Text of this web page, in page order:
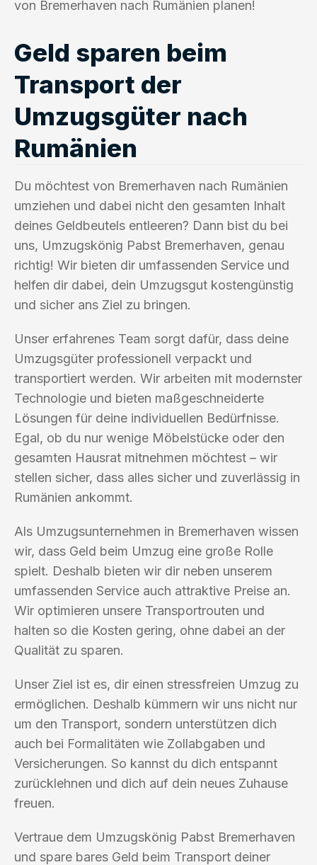
von Bremerhaven nach Rumänien planen!
Geld sparen beim
Transport der
Umzugsgüter nach
Rumänien
Du möchtest von Bremerhaven nach Rumänien
umziehen und dabei nicht den gesamten Inhalt
deines Geldbeutels entleeren? Dann bist du bei
uns, Umzugskönig Pabst Bremerhaven, genau
richtig! Wir bieten dir umfassenden Service und
helfen dir dabei, dein Umzugsgut kostengünstig
und sicher ans Ziel zu bringen.
Unser erfahrenes Team sorgt dafür, dass deine
Umzugsgüter professionell verpackt und
transportiert werden. Wir arbeiten mit modernster
Technologie und bieten maßgeschneiderte
Lösungen für deine individuellen Bedürfnisse.
Egal, ob du nur wenige Möbelstücke oder den
gesamten Hausrat mitnehmen möchtest – wir
stellen sicher, dass alles sicher und zuverlässig in
Rumänien ankommt.
Als Umzugsunternehmen in Bremerhaven wissen
wir, dass Geld beim Umzug eine große Rolle
spielt. Deshalb bieten wir dir neben unserem
umfassenden Service auch attraktive Preise an.
Wir optimieren unsere Transportrouten und
halten so die Kosten gering, ohne dabei an der
Qualität zu sparen.
Unser Ziel ist es, dir einen stressfreien Umzug zu
ermöglichen. Deshalb kümmern wir uns nicht nur
um den Transport, sondern unterstützen dich
auch bei Formalitäten wie Zollabgaben und
Versicherungen. So kannst du dich entspannt
zurücklehnen und dich auf dein neues Zuhause
freuen.
Vertraue dem Umzugskönig Pabst Bremerhaven
und spare bares Geld beim Transport deiner